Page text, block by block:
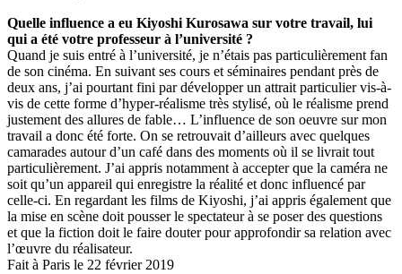
Quelle influence a eu Kiyoshi Kurosawa sur votre travail, lui
qui a été votre professeur à l’université ?
Quand je suis entré à l’université, je n’étais pas particulièrement fan
de son cinéma. En suivant ses cours et séminaires pendant près de
deux ans, j’ai pourtant fini par développer un attrait particulier vis-à-
vis de cette forme d’hyper-réalisme très stylisé, où le réalisme prend
justement des allures de fable… L’influence de son oeuvre sur mon
travail a donc été forte. On se retrouvait d’ailleurs avec quelques
camarades autour d’un café dans des moments où il se livrait tout
particulièrement. J’ai appris notamment à accepter que la caméra ne
soit qu’un appareil qui enregistre la réalité et donc influencé par
celle-ci. En regardant les films de Kiyoshi, j’ai appris également que
la mise en scène doit pousser le spectateur à se poser des questions
et que la fiction doit le faire douter pour approfondir sa relation avec
l’œuvre du réalisateur.
Fait à Paris le 22 février 2019